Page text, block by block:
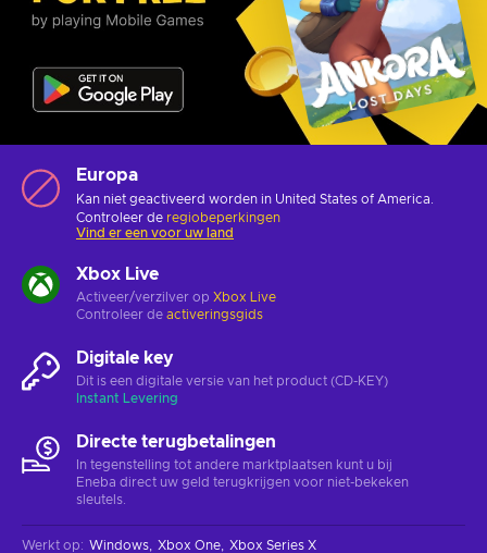
Europa
Kan niet geactiveerd worden in United States of America.
Controleer de regiobeperkingen
Vind er een voor uw land
Xbox Live
Activeer/verzilver op Xbox Live
Controleer de activeringsgids
Digitale key
Dit is een digitale versie van het product (CD-KEY)
Instant Levering
Directe terugbetalingen
In tegenstelling tot andere marktplaatsen kunt u bij
Eneba direct uw geld terugkrijgen voor niet-bekeken
sleutels.
Werkt op: Windows Xbox One Xbox Series X